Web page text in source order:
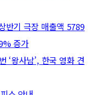
반기 극장 매출액 5789
증가
‘왕사남’, 한국 영화 견